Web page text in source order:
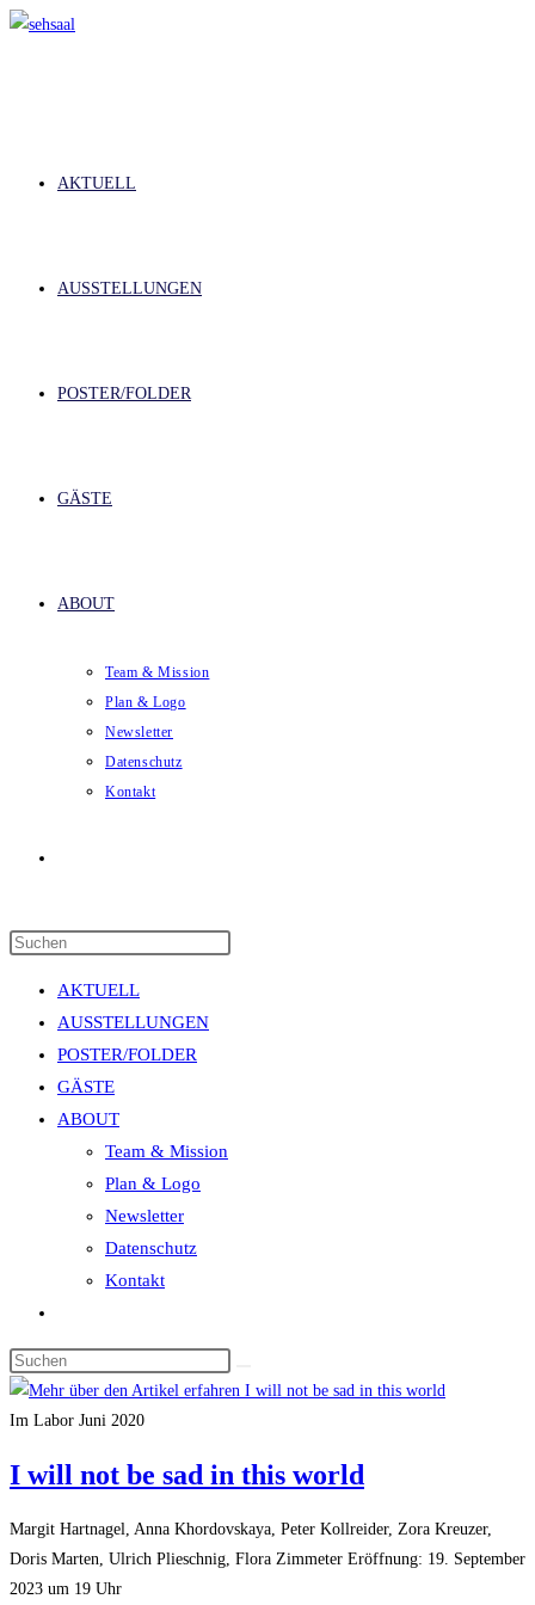
Zum
AKTUELL
AUSSTELLUNGEN
POSTER/FOLDER
GÄSTE
ABOUT
Team & Mission
Plan & Logo
Newsletter
Datenschutz
Kontakt
umschalten
AKTUELL
AUSSTELLUNGEN
POSTER/FOLDER
GÄSTE
ABOUT
Team & Mission
Plan & Logo
Newsletter
Datenschutz
Kontakt
umschalten
Diese
Website
durchsuchen
Im Labor Juni 2020
I will not be sad in this world
Margit Hartnagel, Anna Khordovskaya, Peter Kollreider, Zora Kreuzer,
Doris Marten, Ulrich Plieschnig, Flora Zimmeter Eröffnung: 19. September
2023 um 19 Uhr